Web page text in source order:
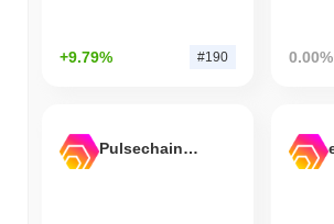
+9.79% #190 0.00%
Pulsechain Bridged HEX (Pulsechain)